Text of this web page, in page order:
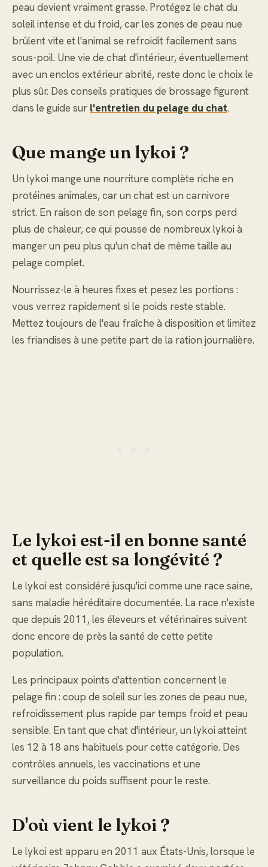
peau devient vraiment grasse. Protégez le chat du
soleil intense et du froid, car les zones de peau nue
brûlent vite et l'animal se refroidit facilement sans
sous-poil. Une vie de chat d'intérieur, éventuellement
avec un enclos extérieur abrité, reste donc le choix le
plus sûr. Des conseils pratiques de brossage figurent
dans le guide sur l'entretien du pelage du chat.
Que mange un lykoi ?
Un lykoi mange une nourriture complète riche en
protéines animales, car un chat est un carnivore
strict. En raison de son pelage fin, son corps perd
plus de chaleur, ce qui pousse de nombreux lykoi à
manger un peu plus qu'un chat de même taille au
pelage complet.
Nourrissez-le à heures fixes et pesez les portions :
vous verrez rapidement si le poids reste stable.
Mettez toujours de l'eau fraîche à disposition et limitez
les friandises à une petite part de la ration journalière.
Le lykoi est-il en bonne santé
et quelle est sa longévité ?
Le lykoi est considéré jusqu'ici comme une race saine,
sans maladie héréditaire documentée. La race n'existe
que depuis 2011, les éleveurs et vétérinaires suivent
donc encore de près la santé de cette petite
population.
Les principaux points d'attention concernent le
pelage fin : coup de soleil sur les zones de peau nue,
refroidissement plus rapide par temps froid et peau
sensible. En tant que chat d'intérieur, un lykoi atteint
les 12 à 18 ans habituels pour cette catégorie. Des
contrôles annuels, les vaccinations et une
surveillance du poids suffisent pour le reste.
D'où vient le lykoi ?
Le lykoi est apparu en 2011 aux États-Unis, lorsque le